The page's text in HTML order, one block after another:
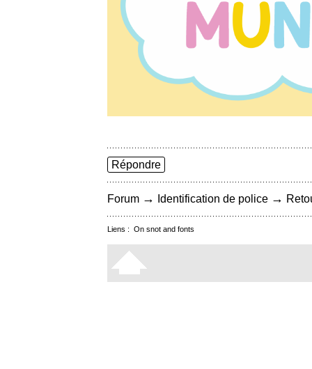
Répondre
Forum → Identification de police →
Liens : On snot and fonts